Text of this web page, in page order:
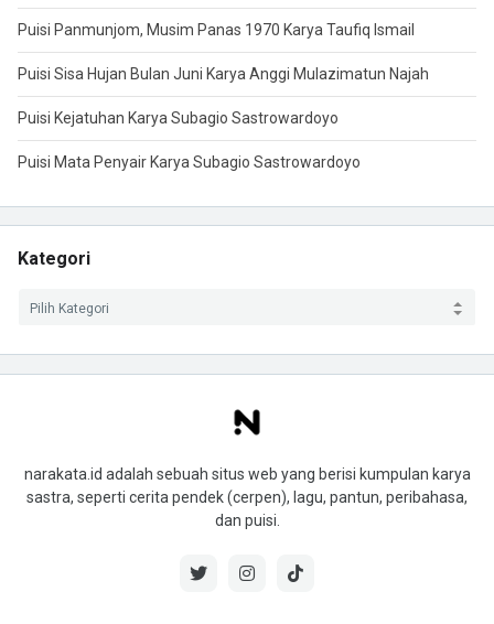
Puisi Panmunjom, Musim Panas 1970 Karya Taufiq Ismail
Puisi Sisa Hujan Bulan Juni Karya Anggi Mulazimatun Najah
Puisi Kejatuhan Karya Subagio Sastrowardoyo
Puisi Mata Penyair Karya Subagio Sastrowardoyo
Kategori
narakata.id adalah sebuah situs web yang berisi kumpulan karya
sastra, seperti cerita pendek (cerpen), lagu, pantun, peribahasa,
dan puisi.